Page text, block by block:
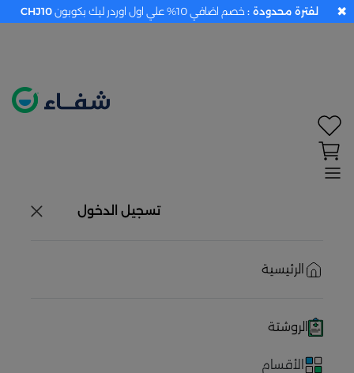
تسجيل الدخول
الرئيسية
الروشتة
الأقسام
لفترة محدودة : خصم اضافي 10% علي اول اوردر ليك بكوبون CHJ10 ✖